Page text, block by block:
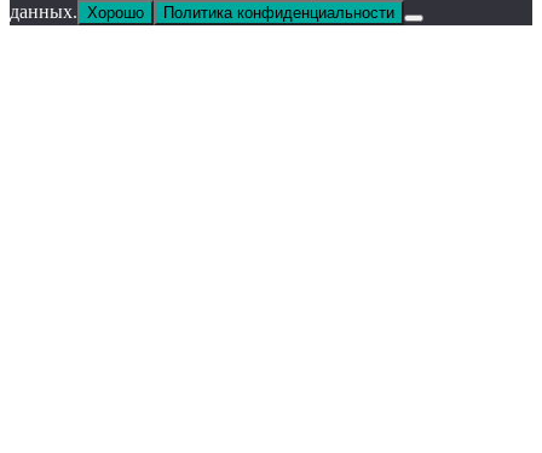
данных. Хорошо Политика конфиденциальности